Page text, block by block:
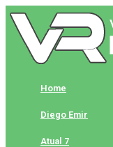
Skip
to
content
Home
Diego Emir
Atual 7